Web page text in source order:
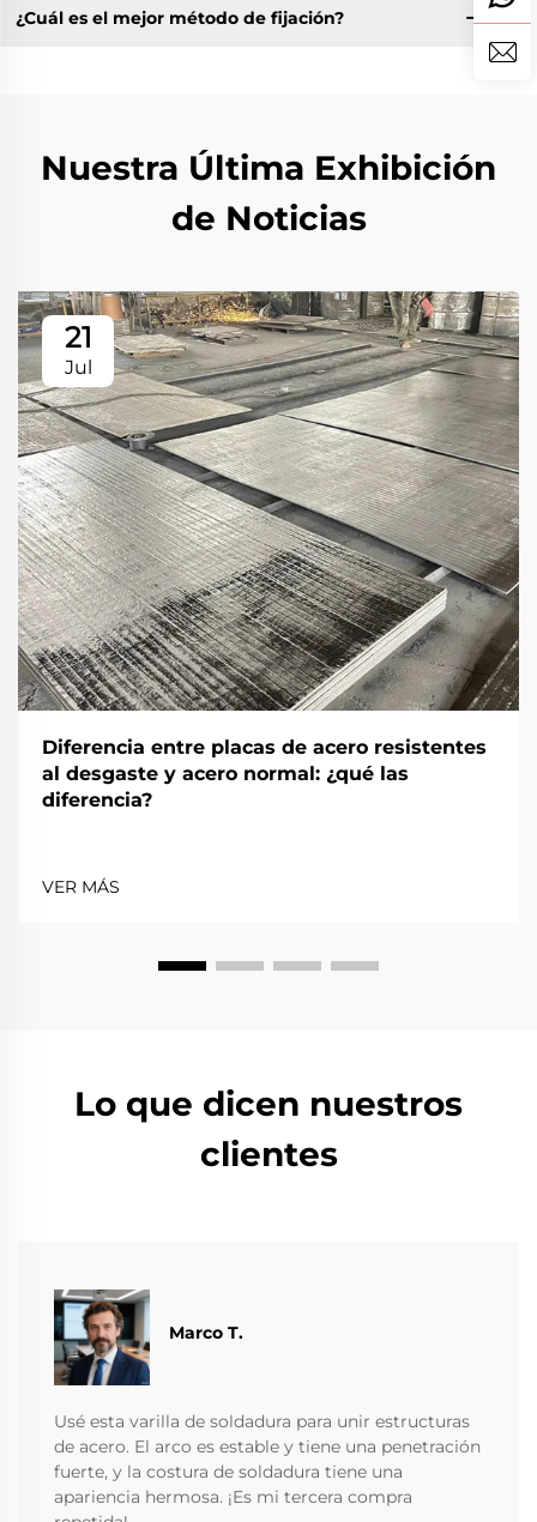
¿Cuál es el mejor método de fijación?
Nuestra Última Exhibición
de Noticias
21
Jul
Diferencia entre placas de acero resistentes
al desgaste y acero normal: ¿qué las
diferencia?
VER MÁS
Lo que dicen nuestros
clientes
Marco T.
Usé esta varilla de soldadura para unir estructuras
de acero. El arco es estable y tiene una penetración
fuerte, y la costura de soldadura tiene una
apariencia hermosa. ¡Es mi tercera compra